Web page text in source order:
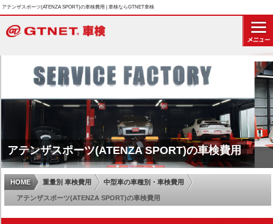
アテンザスポーツ(ATENZA SPORT)の車検費用 | 車検ならGTNET車検
アテンザスポーツ(ATENZA SPORT)の車検費用
HOME 重量別 車検費用 中型車の車種別・車検費用
アテンザスポーツ(ATENZA SPORT)の車検費用